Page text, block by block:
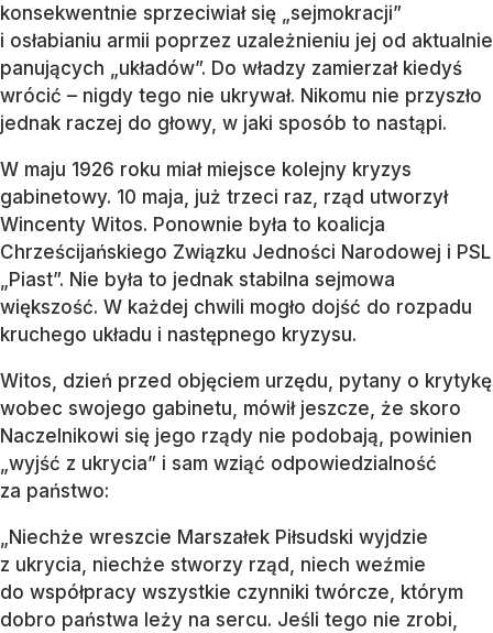
konsekwentnie sprzeciwiał się „sejmokracji”
i osłabianiu armii poprzez uzależnieniu jej od aktualnie
panujących „układów”. Do władzy zamierzał kiedyś
wrócić – nigdy tego nie ukrywał. Nikomu nie przyszło
jednak raczej do głowy, w jaki sposób to nastąpi.
W maju 1926 roku miał miejsce kolejny kryzys
gabinetowy. 10 maja, już trzeci raz, rząd utworzył
Wincenty Witos. Ponownie była to koalicja
Chrześcijańskiego Związku Jedności Narodowej i PSL
„Piast”. Nie była to jednak stabilna sejmowa
większość. W każdej chwili mogło dojść do rozpadu
kruchego układu i następnego kryzysu.
Witos, dzień przed objęciem urzędu, pytany o krytykę
wobec swojego gabinetu, mówił jeszcze, że skoro
Naczelnikowi się jego rządy nie podobają, powinien
„wyjść z ukrycia” i sam wziąć odpowiedzialność
za państwo:
„Niechże wreszcie Marszałek Piłsudski wyjdzie
z ukrycia, niechże stworzy rząd, niech weźmie
do współpracy wszystkie czynniki twórcze, którym
dobro państwa leży na sercu. Jeśli tego nie zrobi,